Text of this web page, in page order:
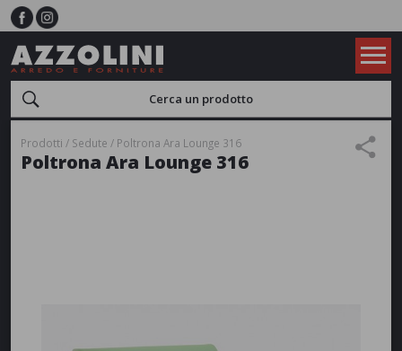
Prodotti Sedute Poltrona Ara Lounge 316
Poltrona Ara Lounge 316